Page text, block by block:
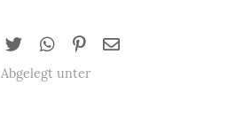
Abgelegt unter